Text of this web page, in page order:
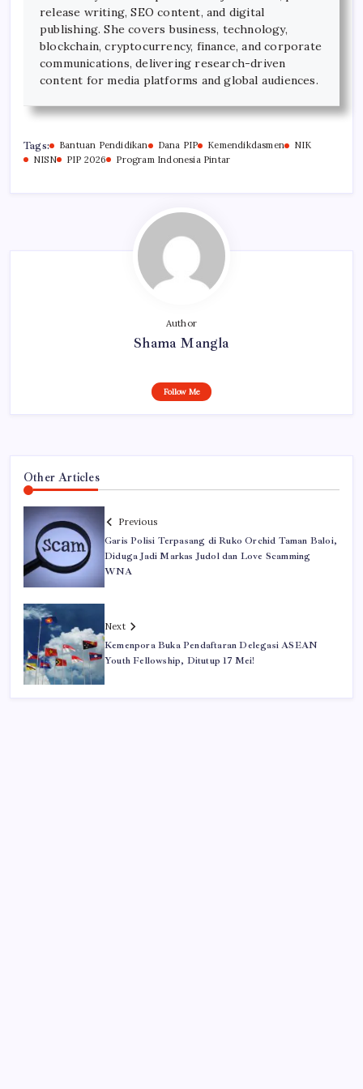
release writing, SEO content, and digital
publishing. She covers business, technology,
blockchain, cryptocurrency, finance, and corporate
communications, delivering research-driven
content for media platforms and global audiences.
Tags: Bantuan Pendidikan Dana PIP Kemendikdasmen
NIK
NISN
PIP 2026 Program Indonesia Pintar
Author
Shama Mangla
Follow Me
Other Articles
Previous
Garis Polisi Terpasang di Ruko Orchid Taman Baloi,
Diduga Jadi Markas Judol dan Love Scamming
WNA
Next
Kemenpora Buka Pendaftaran Delegasi ASEAN
Youth Fellowship, Ditutup 17 Mei!